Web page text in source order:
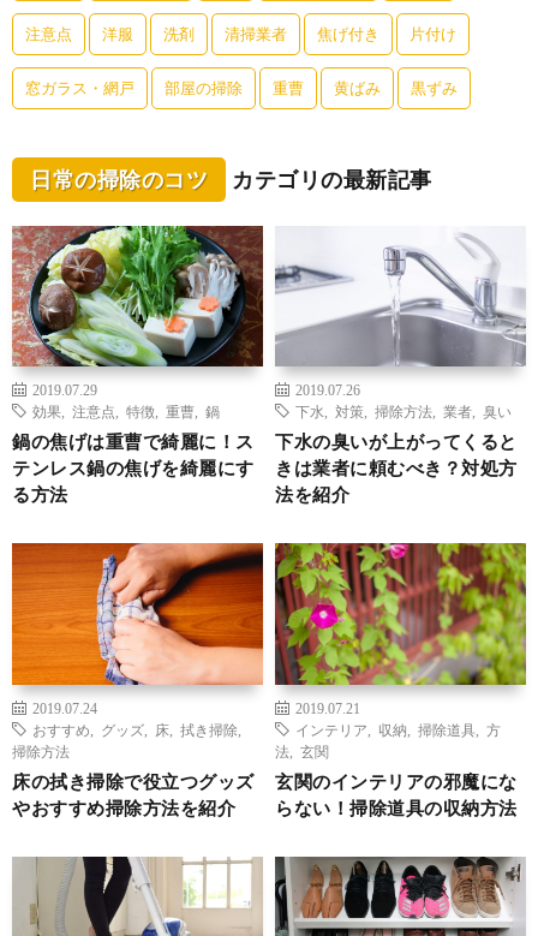
注意点 洋服 洗剤 清掃業者 焦げ付き 片付け
窓ガラス・網戸 部屋の掃除 重曹 黄ばみ 黒ずみ
日常の掃除のコツ カテゴリの最新記事
2019.07.29
効果
注意点 特徴 重曹 鍋
鍋の焦げは重曹で綺麗に！ス
テンレス鍋の焦げを綺麗にす
る方法
2019.07.26
下水
対策 掃除方法 業者 臭い
下水の臭いが上がってくると
きは業者に頼むべき？対処方
法を紹介
2019.07.24
おすすめ
グッズ 床 拭き掃除
掃除方法
床の拭き掃除で役立つグッズ
やおすすめ掃除方法を紹介
2019.07.21
インテリア
収納 掃除道具
方
法
玄関
玄関のインテリアの邪魔にな
らない！掃除道具の収納方法